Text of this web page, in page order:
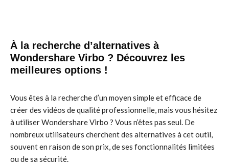
À la recherche d’alternatives à
Wondershare Virbo ? Découvrez les
meilleures options !
Vous êtes à la recherche d’un moyen simple et efficace de
créer des vidéos de qualité professionnelle, mais vous hésitez
à utiliser Wondershare Virbo ? Vous n’êtes pas seul. De
nombreux utilisateurs cherchent des alternatives à cet outil,
souvent en raison de son prix, de ses fonctionnalités limitées
ou de sa sécurité.